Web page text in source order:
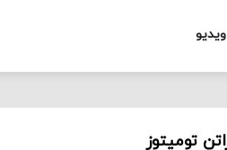
ویدیو